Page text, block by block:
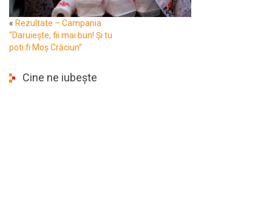
« Rezultate – Campania
“Daruiește, fii mai bun! Și tu
poti fi Moș Crăciun”
Cine ne iubește